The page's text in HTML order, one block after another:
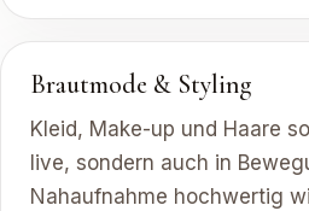
Brautmode & Styling
Kleid, Make-up und Haare
live, sondern auch in
Nahaufnahme hochwertig